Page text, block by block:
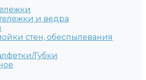
и ведра
стен, обеспылевания
Губки